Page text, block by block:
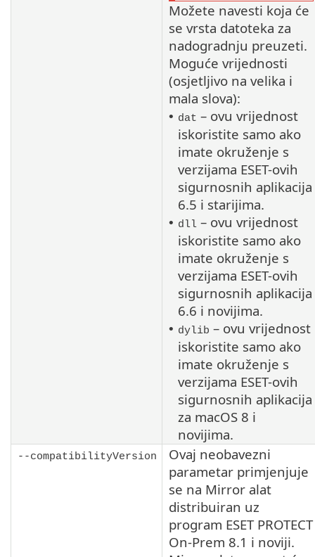
Možete navesti koja će
se vrsta datoteka za
nadogradnju preuzeti.
Moguće vrijednosti
(osjetljivo na velika i
mala slova):
• dat – ovu vrijednost
iskoristite samo ako
imate okruženje s
verzijama ESET-ovih
sigurnosnih aplikacija
6.5 i starijima.
• dll – ovu vrijednost
iskoristite samo ako
imate okruženje s
verzijama ESET-ovih
sigurnosnih aplikacija
6.6 i novijima.
• dylib – ovu vrijednost
iskoristite samo ako
imate okruženje s
verzijama ESET-ovih
sigurnosnih aplikacija
za macOS 8 i
novijima.
--compatibilityVersion
Ovaj neobavezni
parametar primjenjuje
se na Mirror alat
distribuiran uz
program ESET PROTECT
On-Prem 8.1 i noviji.